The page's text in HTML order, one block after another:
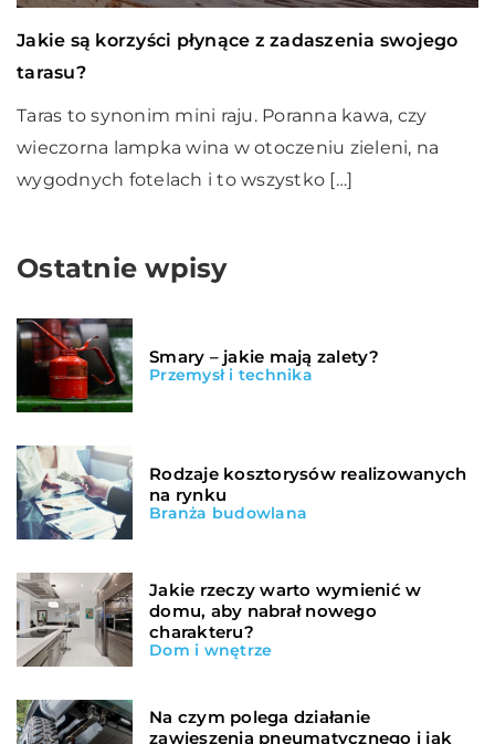
Jakie są korzyści płynące z zadaszenia swojego
tarasu?
Taras to synonim mini raju. Poranna kawa, czy
wieczorna lampka wina w otoczeniu zieleni, na
wygodnych fotelach i to wszystko […]
Ostatnie wpisy
Smary – jakie mają zalety?
Przemysł i technika
Rodzaje kosztorysów realizowanych
na rynku
Branża budowlana
Jakie rzeczy warto wymienić w
domu, aby nabrał nowego
charakteru?
Dom i wnętrze
Na czym polega działanie
zawieszenia pneumatycznego i jak